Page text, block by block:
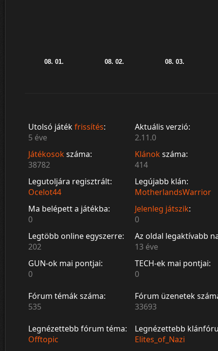
Utolsó játékfrissítés:
5 éve
Aktuális verzió:
2.11.0
Játékosokszáma:
38782
Klánokszáma:
414
Legutoljára regisztrált:
Ocelot44
Legújabb klán:
MotherlandsWarrior
Ma belépett a játékba:
0
Jelenleg játszik:
0
Legtöbb online egyszerre:
202
Az oldal legaktívabb
13 éve
GUN-ok mai pontjai:
0
TECH-ek mai pontjai:
0
Fórum témák száma:
535
Fórum üzenetek
33693
Legnézettebb fórum téma:
Offtopic
Legnézettebb
Elites_of_Nazi